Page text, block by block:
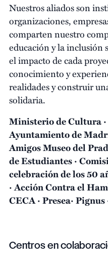
Nuestros aliados son
organizaciones,
comparten nuestro
educación y la inclusión
el impacto de cada
conocimiento y
realidades y construir
solidaria.
Ministerio de Cultura
Ayuntamiento de
Amigos Museo del
de Estudiantes ·
celebración de los 50
· Acción Contra el
CECA · Presea·
Centros en